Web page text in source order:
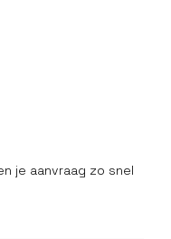
je aanvraag zo snel